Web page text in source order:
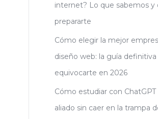
internet? Lo que sabemos y
prepararte
Cómo elegir la mejor
diseño web: la guía definitiva
equivocarte en 2026
Cómo estudiar con
aliado sin caer en la trampa